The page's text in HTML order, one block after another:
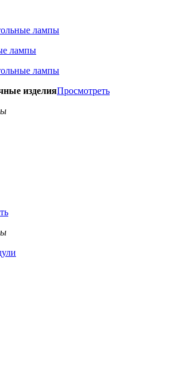
лампы
лампы
лампы
изделияПросмотреть